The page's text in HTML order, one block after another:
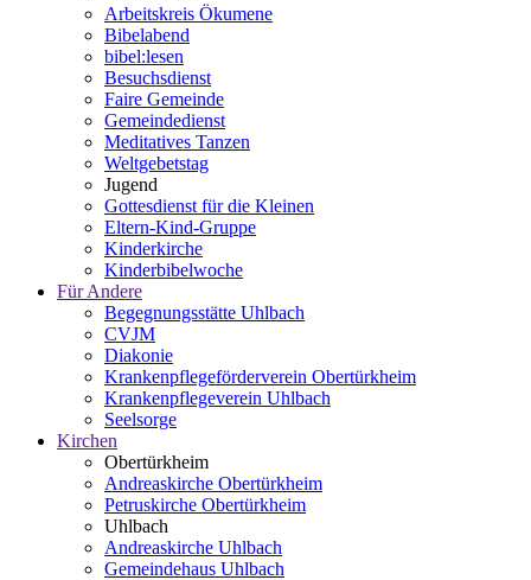
Arbeitskreis Ökumene
Bibelabend
bibel:lesen
Besuchsdienst
Faire Gemeinde
Gemeindedienst
Meditatives Tanzen
Weltgebetstag
Jugend
Gottesdienst für die Kleinen
Eltern-Kind-Gruppe
Kinderkirche
Kinderbibelwoche
Für Andere
Begegnungsstätte Uhlbach
CVJM
Diakonie
Krankenpflegeförderverein Obertürkheim
Krankenpflegeverein Uhlbach
Seelsorge
Kirchen
Obertürkheim
Andreaskirche Obertürkheim
Petruskirche Obertürkheim
Uhlbach
Andreaskirche Uhlbach
Gemeindehaus Uhlbach